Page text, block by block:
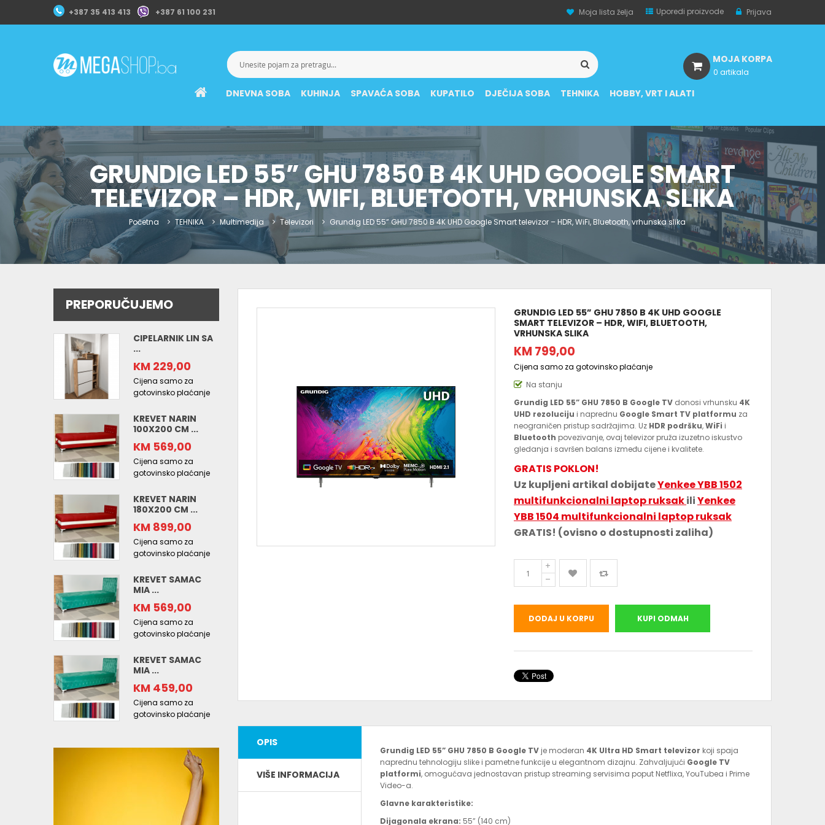
+387 35 413 413 +387 61 100 231 Moja lista želja Uporedi proizvode Prijava
DNEVNA SOBA KUHINJA SPAVAĆA SOBA KUPATILO DJEČIJA SOBA TEHNIKA HOBBY, VRT I ALATI
MOJA KORPA
0 artikala
GRUNDIG LED 55” GHU 7850 B 4K UHD GOOGLE SMART
TELEVIZOR – HDR, WIFI, BLUETOOTH, VRHUNSKA SLIKA
Početna TEHNIKA Multimedija Televizori Grundig LED 55” GHU 7850 B 4K UHD Google Smart televizor – HDR, WiFi, Bluetooth, vrhunska slika
GRUNDIG LED 55” GHU 7850 B 4K UHD GOOGLE
SMART TELEVIZOR – HDR, WIFI, BLUETOOTH,
VRHUNSKA SLIKA
KM 799,00
Cijena samo za gotovinsko plaćanje
Na stanju
Grundig LED 55” GHU 7850 B Google TV donosi vrhunsku 4K
UHD rezoluciju i naprednu Google Smart TV platformu za
neograničen pristup sadržajima. Uz HDR podršku,WiFi i
Bluetooth povezivanje, ovaj televizor pruža izuzetno iskustvo
gledanja i savršen balans između cijene i kvalitete.
GRATIS POKLON!
Uz kupljeni artikal dobijateYenkee YBB 1502
multifunkcionalni laptop ruksakiliYenkee
YBB 1504 multifunkcionalni laptop ruksak
GRATIS! (ovisno o dostupnosti zaliha)
DODAJ U KORPU KUPI ODMAH
OPIS
VIŠE INFORMACIJA
Grundig LED 55” GHU 7850 B Google TV je moderan 4K Ultra HD Smart televizor koji spaja
naprednu tehnologiju slike i pametne funkcije u elegantnom dizajnu. Zahvaljujući Google TV
platformi, omogućava jednostavan pristup streaming servisima poput Netflixa, YouTubea i Prime
Video-a.
Glavne karakteristike:
Dijagonala ekrana: 55” (140 cm)
PREPORUČUJEMO
CIPELARNIK LIN SA
...
KM 229,00
Cijena samo za
gotovinsko plaćanje
KREVET NARIN
100X200 CM ...
KM 569,00
Cijena samo za
gotovinsko plaćanje
KREVET NARIN
180X200 CM ...
KM 899,00
Cijena samo za
gotovinsko plaćanje
KREVET SAMAC
MIA ...
KM 569,00
Cijena samo za
gotovinsko plaćanje
KREVET SAMAC
MIA ...
KM 459,00
Cijena samo za
gotovinsko plaćanje